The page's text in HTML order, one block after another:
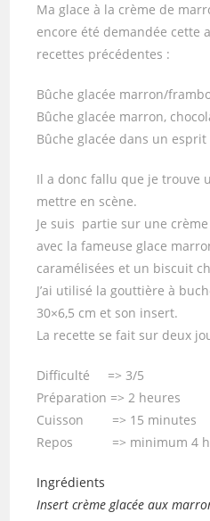
Ma glace à la crème de
encore été demandée cette
recettes précédentes :
Bûche glacée marron/
Bûche glacée marron,
Bûche glacée dans un
Il a donc fallu que je trouve
mettre en scène.
Je suis partie sur une
avec la fameuse glace
caramélisées et un biscuit
J’ai utilisé la gouttière à
30×6,5 cm et son insert.
La recette se fait sur deux
Difficulté => 3/5
Préparation => 2 heures
Cuisson => 15 minutes
Repos => minimum 4
Ingrédients
Insert crème glacée aux